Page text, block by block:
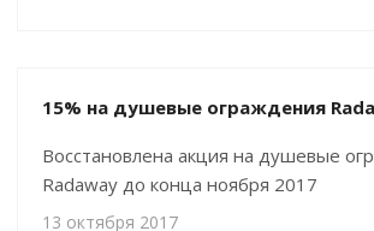
15% на душевые ограждения
Восстановлена акция на душевые
Radaway до конца ноября 2017
13 октября 2017